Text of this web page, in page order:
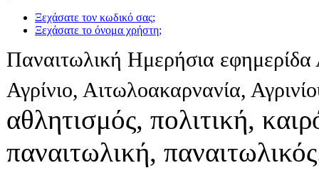
Ξεχάσατε τον κωδικό σας;
Ξεχάσατε το όνομα χρήστη;
Παναιτωλική Ημερήσια εφημερίδα
Αγρίνιο, Αιτωλοακαρνανία,
αθλητισμός, πολιτική,
παναιτωλική,